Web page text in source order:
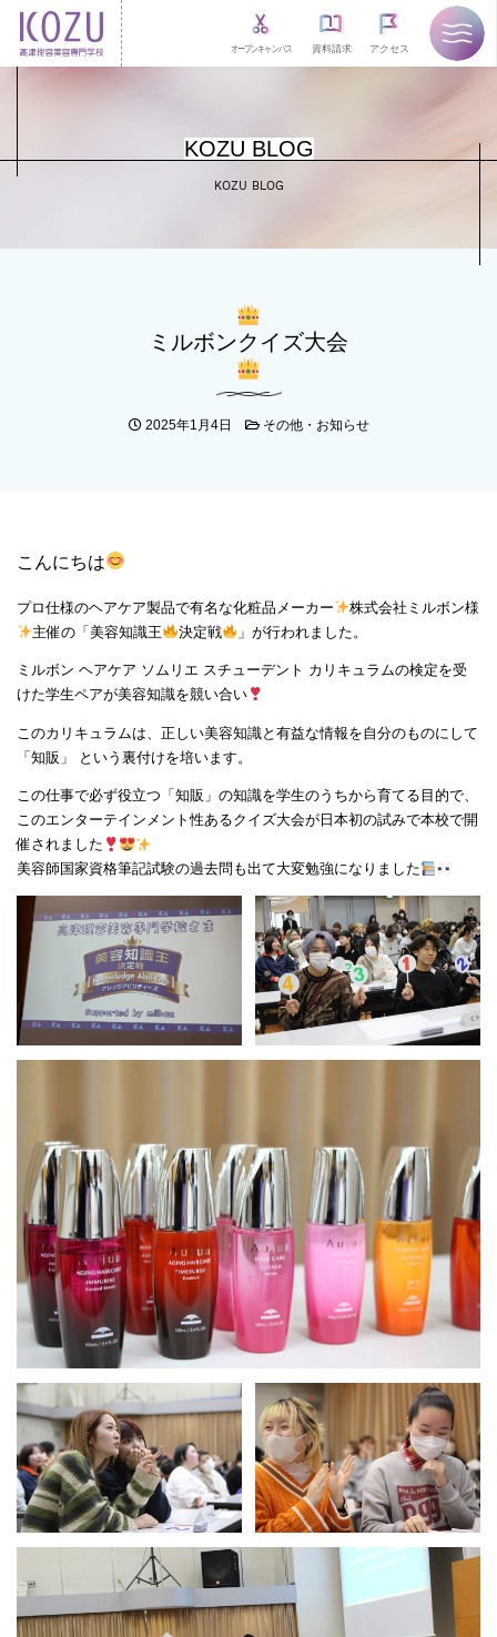
オープンキャンパス 資料請求 アクセス
KOZU BLOG
KOZU BLOG
ミルボンクイズ大会
2025年1月4日 その他・お知らせ
こんにちは
プロ仕様のヘアケア製品で有名な化粧品メーカー
株式会社ミルボン様
主催の「美容知識王
決定戦 」が行われました。
ミルボン ヘアケア ソムリエ スチューデント カリキュラムの検定を受
けた学生ペアが美容知識を競い合い
このカリキュラムは、正しい美容知識と有益な情報を自分のものにして
「知販」 という裏付けを培います。
この仕事で必ず役立つ「知販」の知識を学生のうちから育てる目的で、
このエンターテインメント性あるクイズ大会が日本初の試みで本校で開
催されました
美容師国家資格筆記試験の過去問も出て大変勉強になりました